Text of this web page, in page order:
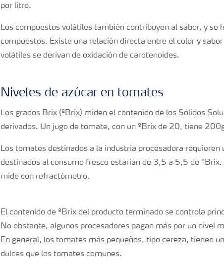
por litro.
Los compuestos volátiles también contribuyen al sabor, y se
compuestos. Existe una relación directa entre el color y
volátiles se derivan de oxidación de carotenoides.
Niveles de azúcar en tomates
Los grados Brix (ºBrix) miden el contenido de los Sólidos
derivados. Un jugo de tomate, con un ºBrix de 20, tiene
Los tomates destinados a la industria procesadora
destinados al consumo fresco estarían de 3,5 a 5,5 de ºBrix.
mide con refractómetro.
El contenido de ºBrix del producto terminado se controla
No obstante, algunos procesadores pagan más por un nivel
En general, los tomates más pequeños, tipo cereza, tienen
dulces que los tomates comunes.